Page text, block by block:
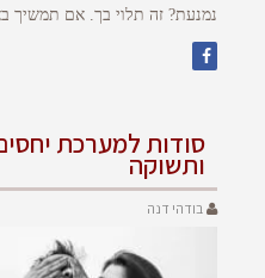
נמנעת? זה תלוי בך. אם תמשיך
סודות למערכת
ותשוקה
בודהי דנה